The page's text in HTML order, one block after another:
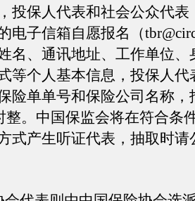
保人代表和社会公众代表
电子信箱自愿报名（
名、通讯地址、工作单位、
等个人基本信息，投保人代
险单单号和保险公司名称，
整。中国保监会将在符合条
式产生听证代表，抽取时请